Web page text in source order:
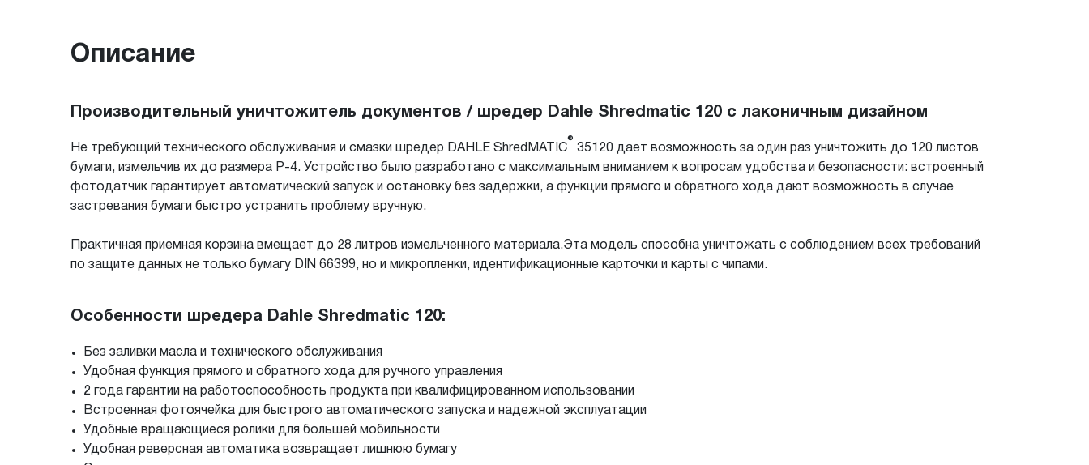
Описание
Производительный уничтожитель документов / шредер Dahle Shredmatic 120 с лаконичным дизайном
Не требующий технического обслуживания и смазки шредер DAHLE ShredMATIC
®
35120 дает возможность за один раз уничтожить до 120 листов
бумаги, измельчив их до размера P-4. Устройство было разработано с максимальным вниманием к вопросам удобства и безопасности: встроенный
фотодатчик гарантирует автоматический запуск и остановку без задержки, а функции прямого и обратного хода дают возможность в случае
застревания бумаги быстро устранить проблему вручную.
Практичная приемная корзина вмещает до 28 литров измельченного материала.Эта модель способна уничтожать с соблюдением всех требований
по защите данных не только бумагу DIN 66399, но и микропленки, идентификационные карточки и карты с чипами.
Особенности шредера Dahle Shredmatic 120:
Без заливки масла и технического обслуживания
Удобная функция прямого и обратного хода для ручного управления
2 года гарантии на работоспособность продукта при квалифицированном использовании
Встроенная фотоячейка для быстрого автоматического запуска и надежной эксплуатации
Удобные вращающиеся ролики для большей мобильности
Удобная реверсная автоматика возвращает лишнюю бумагу